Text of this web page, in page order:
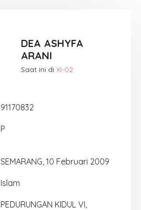
DEA ASHYFA
ARANI
Saat ini di XI-02
91170832
P
SEMARANG, 10 Februari 2009
Islam
PEDURUNGAN KIDUL VI,